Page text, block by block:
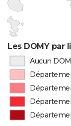
Les DOMY par
Aucun